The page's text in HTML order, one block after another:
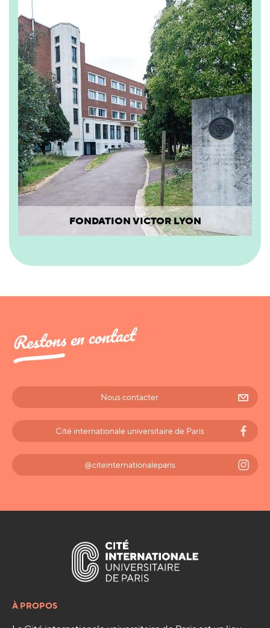
FONDATION VICTOR LYON
Restons en contact
Nous contacter
Cité internationale universitaire de Paris
@citeinternationaleparis
À PROPOS